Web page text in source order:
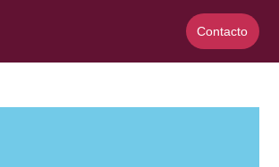
Contacto